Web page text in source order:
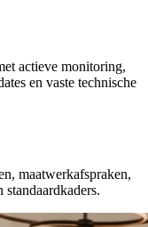
actieve monitoring,
en vaste technische
maatwerkafspraken,